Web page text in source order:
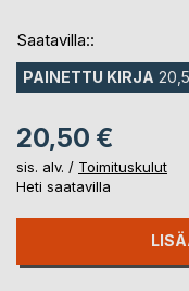
Saatavilla::
PAINETTU KIRJA
20,50 €
sis. alv. / Toimituskulut
Heti saatavilla